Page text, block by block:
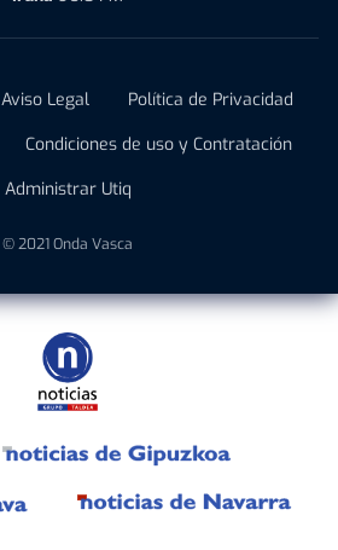
Aviso Legal
Política de Privacidad
Condiciones de uso y Contratación
Administrar Utiq
© 2021 Onda Vasca